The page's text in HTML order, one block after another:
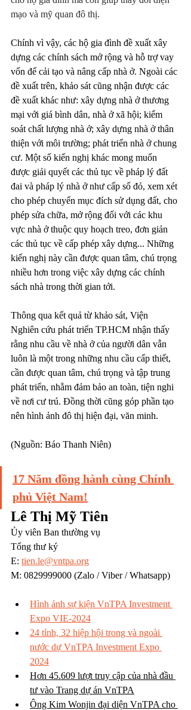
mạo và mỹ quan đô thị.
Chính vì vậy, các hộ gia đình đề xuất xây
dựng các chính sách mở rộng và hỗ trợ vay
vốn để cải tạo và nâng cấp nhà ở. Ngoài các
đề xuất trên, khảo sát cũng nhận được các
đề xuất khác như: xây dựng nhà ở thương
mại với giá bình dân, nhà ở xã hội; kiểm
soát chất lượng nhà ở; xây dựng nhà ở thân
thiện với môi trường; phát triển nhà ở chung
cư. Một số kiến nghị khác mong muốn
được giải quyết các thủ tục về pháp lý đất
đai và pháp lý nhà ở như cấp sổ đỏ, xem xét
cho phép chuyển mục đích sử dụng đất, cho
phép sửa chữa, mở rộng đối với các khu
vực nhà ở thuộc quy hoạch treo, đơn giản
các thủ tục về cấp phép xây dựng... Những
kiến nghị này cần được quan tâm, chú trọng
nhiều hơn trong việc xây dựng các chính
sách nhà trong thời gian tới.
Thông qua kết quả từ khảo sát, Viện
Nghiên cứu phát triển TP.HCM nhận thấy
rằng nhu cầu về nhà ở của người dân vẫn
luôn là một trong những nhu cầu cấp thiết,
cần được quan tâm, chú trọng và tập trung
phát triển, nhằm đảm bảo an toàn, tiện nghi
về nơi cư trú. Đồng thời cũng góp phần tạo
nên hình ảnh đô thị hiện đại, văn minh.
(Nguồn: Báo Thanh Niên)
17 Năm đồng hành cùng Chính
phủ Việt Nam!
Lê Thị Mỹ Tiên
Ủy viên Ban thường vụ
Tổng thư ký
E: tien.le@vntpa.org
M: 0829999000 (Zalo / Viber / Whatsapp)
Hình ảnh sự kiện VnTPA Investment
Expo VIE-2024
24 tỉnh, 32 hiệp hội trong và ngoài
nước dự VnTPA Investment Expo
2024
Hơn 45.609 lượt truy cập của nhà đầu
tư vào Trang dự án VnTPA
Ông Kim Wonjin đại diện VnTPA cho